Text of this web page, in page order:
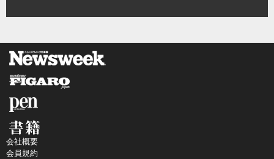
会社概要
会員規約